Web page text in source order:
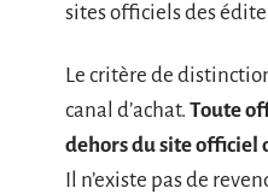
sites officiels des
Le critère de
canal d’achat. Toute
dehors du site officiel
Il n’existe pas de